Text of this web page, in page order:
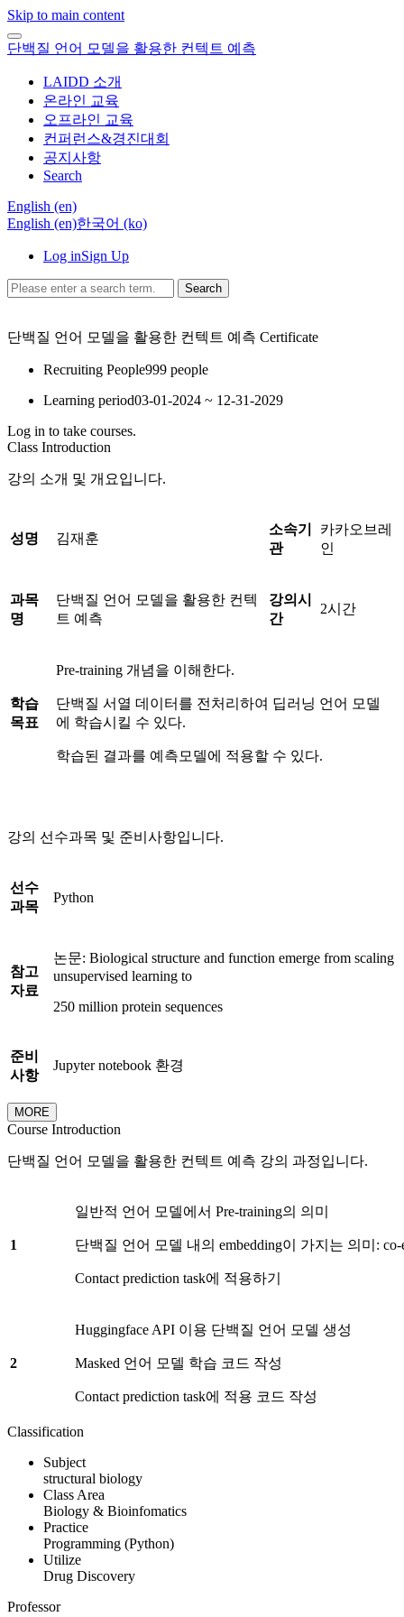
Skip to main content
단백질 언어 모델을 활용한 컨텍트 예측
LAIDD 소개
온라인 교육
오프라인 교육
컨퍼런스&경진대회
공지사항
Search
English ‎(en)‎
English ‎(en)‎한국어 ‎(ko)‎
Log inSign Up
Search
단백질 언어 모델을 활용한 컨텍트 예측 Certificate
Recruiting People999 people
Learning period03-01-2024 ~ 12-31-2029
Log in to take courses.
Class Introduction
강의 소개 및 개요입니다.
성명 김재훈
소속기
관
카카오브레
인
과목
명
단백질 언어 모델을 활용한 컨텍
트 예측
강의시
간
2시간
학습
목표
Pre-training 개념을 이해한다.
단백질 서열 데이터를 전처리하여 딥러닝 언어 모델
에 학습시킬 수 있다.
학습된 결과를 예측모델에 적용할 수 있다.
강의 선수과목 및 준비사항입니다.
선수
과목
Python
참고
자료
논문: Biological structure and function emerge from scaling
unsupervised learning to
250 million protein sequences
준비
사항
Jupyter notebook 환경
MORE
Course Introduction
단백질 언어 모델을 활용한 컨텍트 예측 강의 과정입니다.
1
일반적 언어 모델에서 Pre-training의 의미
단백질 언어 모델 내의 embedding이 가지는 의미: co-
Contact prediction task에 적용하기
2
Huggingface API 이용 단백질 언어 모델 생성
Masked 언어 모델 학습 코드 작성
Contact prediction task에 적용 코드 작성
Classification
Subject
structural biology
Class Area
Biology & Bioinfomatics
Practice
Programming (Python)
Utilize
Drug Discovery
Professor